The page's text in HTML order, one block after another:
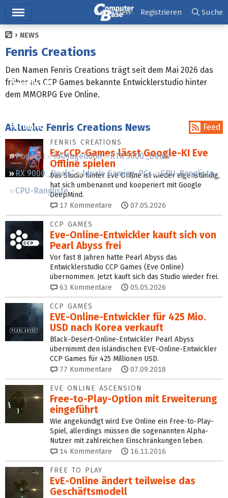
Ticker
Downloads
Forum
Podcast RAMageddon
RTX 5000 „Deals“
RX 9000 „Deals“
Ideale Gaming-PCs
GPU-Rangliste
CPU-Rangliste
Anmelden Registrieren Suche
NEWS
Fenris Creations
Den Namen Fenris Creations trägt seit dem Mai 2026 das
früher als CCP Games bekannte Entwicklerstudio hinter
dem MMORPG Eve Online.
Aktuelle Fenris Creations News Feed
FENRIS CREATIONS
Ex-CCP-Games lässt Google-KI Eve
Offline spielen
Das Studio hinter Eve Online ist wieder eigenständig,
hat sich umbenannt und kooperiert mit Google
DeepMind.
17 Kommentare 07.05.2026
CCP GAMES
Eve-Online-Entwickler kauft sich von
Pearl Abyss frei
Vor fast 8 Jahren hatte Pearl Abyss das
Entwicklerstudio CCP Games (Eve Online)
übernommen. Jetzt kauft sich das Studio wieder frei.
63 Kommentare 05.05.2026
CCP GAMES
EVE-Online-Entwickler für 425 Mio.
USD nach Korea verkauft
Black-Desert-Online-Entwickler Pearl Abyss
übernimmt den isländischen EVE-Online-Entwickler
CCP Games für 425 Millionen USD.
77 Kommentare 07.09.2018
EVE ONLINE ASCENSION
Free-to-Play-Option mit Erweiterung
eingeführt
Wie angekündigt wird Eve Online ein Free-to-Play-
Spiel, allerdings müssen die sogenannten Alpha-
Nutzer mit zahlreichen Einschränkungen leben.
14 Kommentare 16.11.2016
FREE TO PLAY
EvE-Online ändert teilweise das
Geschäftsmodell